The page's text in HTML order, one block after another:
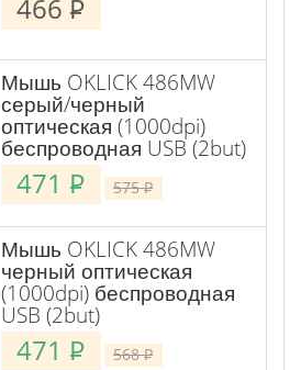
466 P
Мышь OKLICK 486MW
серый/черный
оптическая (1000dpi)
беспроводная USB (2but)
471 P 575P
Мышь OKLICK 486MW
черный оптическая
(1000dpi) беспроводная
USB (2but)
471 P 568P